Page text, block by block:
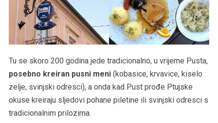
Tu se skoro 200 godina jede tradicionalno, u vrijeme Pusta,
posebno kreiran pusni meni (kobasice, krvavice, kiselo
zelje, svinjski odresci), a onda kad Pust prođe Ptujske
okuse kreiraju sljedovi pohane piletine ili svinjski odresci s
tradicionalnim prilozima.